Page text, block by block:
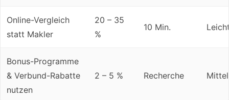
Online-Vergleich
statt Makler
20 – 35
%
10 Min.
Bonus-Programme
& Verbund-Rabatte
nutzen
2 – 5 % Recherche Mittel